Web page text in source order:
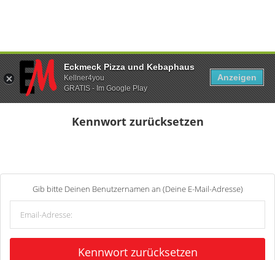
Kennwort zurücksetzen
Gib bitte Deinen Benutzernamen an (Deine E-Mail-Adresse)
Kennwort zurücksetzen
Eckmeck Pizza und Kebaphaus
Kellner4you
GRATIS - Im Google Play
Anzeigen